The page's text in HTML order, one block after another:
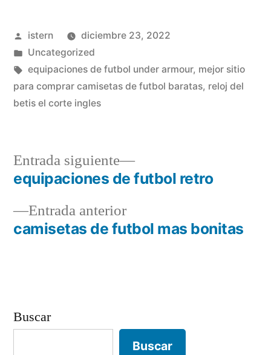
Publicado
por
istern
diciembre 23, 2022
Publicado
en
Uncategorized
Etiquetas:
equipaciones de futbol under armour, mejor sitio
para comprar camisetas de futbol baratas, reloj del
betis el corte ingles
Navegación
deEntrada anteriorEntrada
anterior:
camisetas de futbol mas bonitas
Entrada siguiente
Entrada
siguiente:
equipaciones de futbol retro
Buscar
Buscar